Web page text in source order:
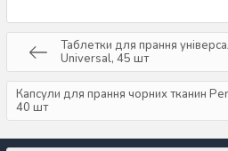
Таблетки для прання
Universal, 45 шт
Капсули для прання чорних тканин
40 шт